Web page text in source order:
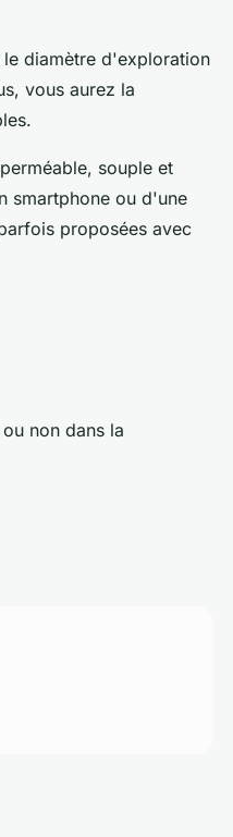
diamètre d'exploration
vous aurez la
souple et
smartphone ou d'une
proposées avec
non dans la